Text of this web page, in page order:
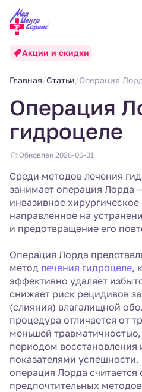
Акции и скидки
Главная Статьи Операция
Операция
гидроцеле
Обновлен 2026-06-01
Среди методов лечения
занимает операция Лорда
инвазивное
направленное на
и предотвращение его
Операция Лорда
метод лечения гидроцеле,
эффективно удаляет
снижает риск рецидивов
(слияния) влагалищной
процедура отличается от
меньшей
периодом восстановления
показателями
операция Лорда
предпочтительных